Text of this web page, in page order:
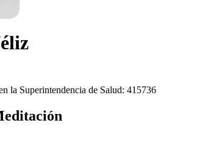
la Superintendencia de Salud: 415736